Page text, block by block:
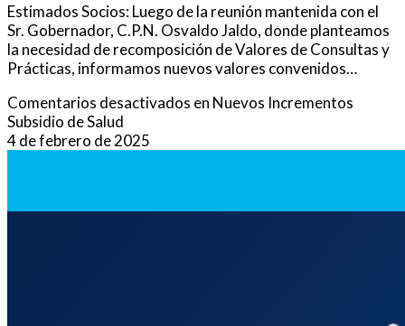
Estimados Socios: Luego de la reunión mantenida con el
Sr. Gobernador, C.P.N. Osvaldo Jaldo, donde planteamos
la necesidad de recomposición de Valores de Consultas y
Prácticas, informamos nuevos valores convenidos…
Comentarios desactivados en Nuevos Incrementos
Subsidio de Salud
4 de febrero de 2025